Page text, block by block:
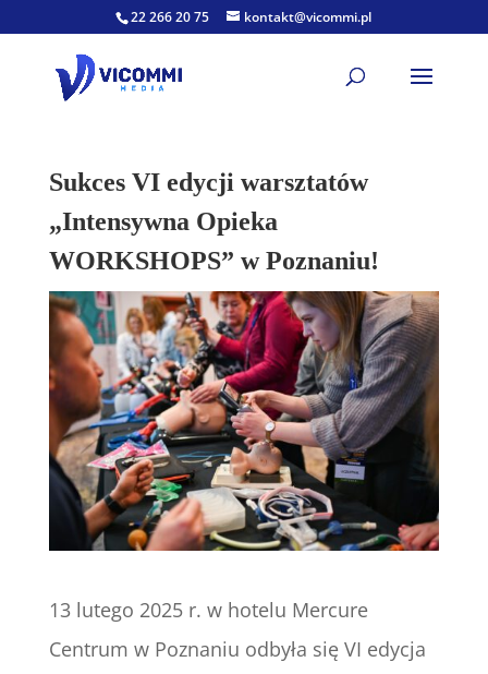
22 266 20 75 kontakt@vicommi.pl
Sukces VI edycji warsztatów
„Intensywna Opieka
WORKSHOPS” w Poznaniu!
13 lutego 2025 r. w hotelu Mercure
Centrum w Poznaniu odbyła się VI edycja